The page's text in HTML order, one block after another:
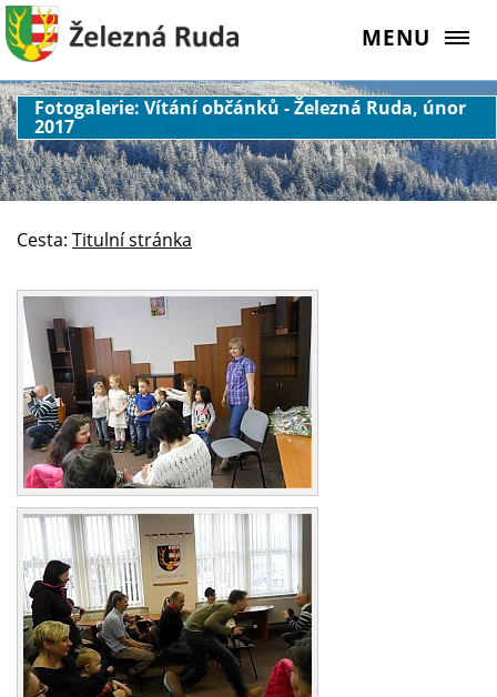
MENU
Fotogalerie: Vítání občánků - Železná Ruda, únor
2017
Cesta: Titulní stránka